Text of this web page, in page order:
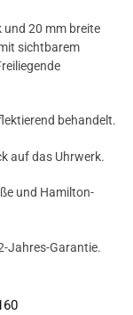
und 20 mm breite
sichtbarem
behandelt.
auf das Uhrwerk.
und Hamilton-
Jahres-Garantie.